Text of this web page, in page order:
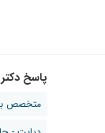
پاسخ
متخصص